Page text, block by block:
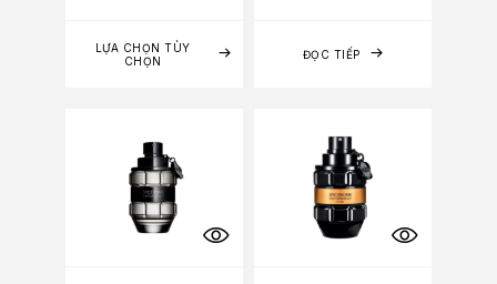
LỰA CHỌN TÙY
CHỌN
ĐỌC TIẾP